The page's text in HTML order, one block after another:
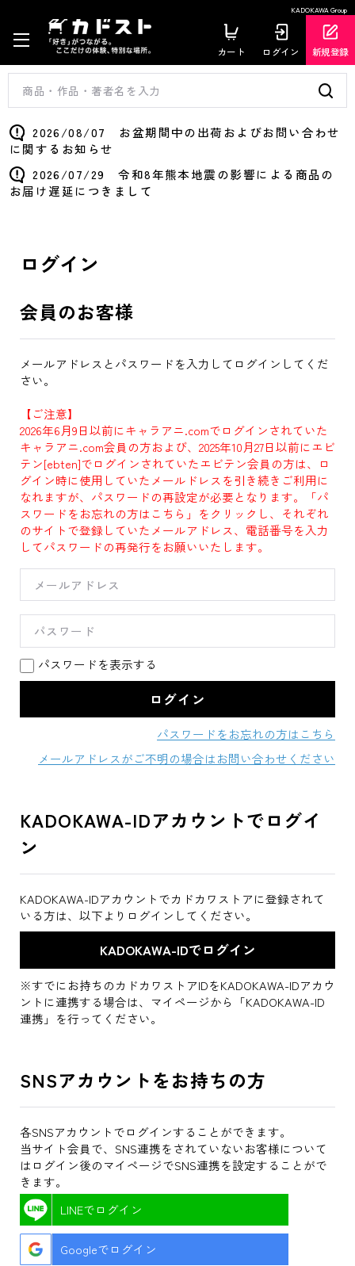
KADOKAWA Group
カート ログイン 新規登録
2026/08/07 お盆期間中の出荷およびお問い合わせ
に関するお知らせ
2026/07/29 令和8年熊本地震の影響による商品の
お届け遅延につきまして
ログイン
会員のお客様
メールアドレスとパスワードを入力してログインしてくだ
さい。
【ご注意】
2026年6月9日以前にキャラアニ.comでログインされていた
キャラアニ.com会員の方および、2025年10月27日以前にエビ
テン[ebten]でログインされていたエビテン会員の方は、ロ
グイン時に使用していたメールドレスを引き続きご利用に
なれますが、パスワードの再設定が必要となります。「パ
スワードをお忘れの方はこちら」をクリックし、それぞれ
のサイトで登録していたメールアドレス、電話番号を入力
してパスワードの再発行をお願いいたします。
パスワードを表示する
パスワードをお忘れの方はこちら
メールアドレスがご不明の場合はお問い合わせください
KADOKAWA-IDアカウントでログイ
ン
KADOKAWA-IDアカウントでカドカワストアに登録されて
いる方は、以下よりログインしてください。
※すでにお持ちのカドカワストアIDをKADOKAWA-IDアカウ
ントに連携する場合は、マイページから「KADOKAWA-ID
連携」を行ってください。
SNSアカウントをお持ちの方
各SNSアカウントでログインすることができます。
当サイト会員で、SNS連携をされていないお客様について
はログイン後のマイページでSNS連携を設定することがで
きます。
LINEでログイン
Googleでログイン